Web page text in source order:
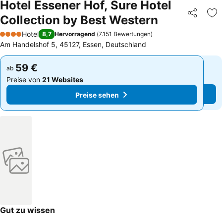
Hotel Essener Hof, Sure Hotel
Collection by Best Western
Teilen
4 Sterne
Hotel 8,7 Hervorragend (7.151 Bewertungen)
Am Handelshof 5, 45127, Essen, Deutschland
ab 59 €
Preise von 21 Websites
Preise sehen
ab 59 €
Preise von 21 Websites
Preise sehen
Gut zu wissen